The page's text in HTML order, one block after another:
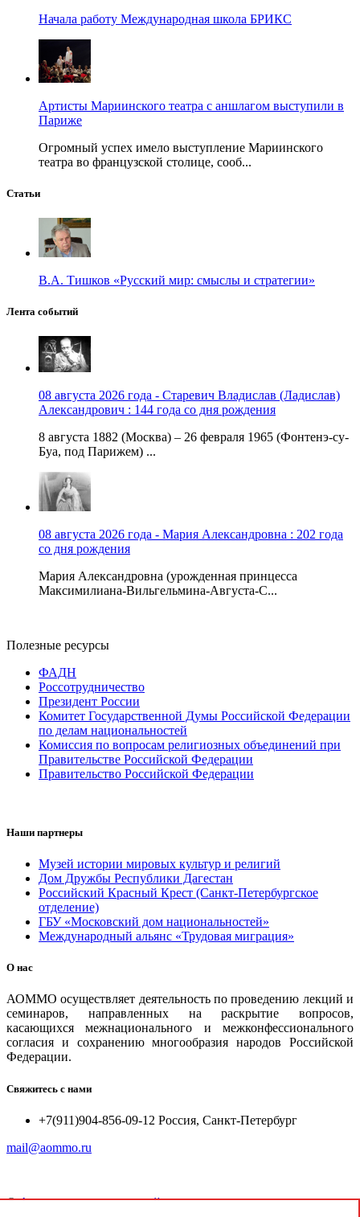
Начала работу Международная школа БРИКС
Артисты Мариинского театра с аншлагом выступили в
Париже
Огромный успех имело выступление Мариинского
театра во французской столице, сооб...
Статьи
В.А. Тишков «Русский мир: смыслы и стратегии»
Лента событий
08 августа 2026 года - Старевич Владислав (Ладислав)
Александрович : 144 года со дня рождения
8 августа 1882 (Москва) – 26 февраля 1965 (Фонтенэ-су-
Буа, под Парижем) ...
08 августа 2026 года - Мария Александровна : 202 года
со дня рождения
Мария Александровна (урожденная принцесса
Максимилиана-Вильгельмина-Августа-С...
Полезные ресурсы
ФАДН
Россотрудничество
Президент России
Комитет Государственной Думы Российской Федерации
по делам национальностей
Комиссия по вопросам религиозных объединений при
Правительстве Российской Федерации
Правительство Российской Федерации
Наши партнеры
Музей истории мировых культур и религий
Дом Дружбы Республики Дагестан
Российский Красный Крест (Санкт-Петербургское
отделение)
ГБУ «Московский дом национальностей»
Международный альянс «Трудовая миграция»
О нас
АОММО осуществляет деятельность по проведению лекций и
семинаров, направленных на раскрытие вопросов,
касающихся межнационального и межконфессионального
согласия и сохранению многообразия народов Российской
Федерации.
Свяжитесь с нами
+7(911)904-856-09-12 Россия, Санкт-Петербург
mail@aommo.ru
© Ассоциация организаций по реализации национальных